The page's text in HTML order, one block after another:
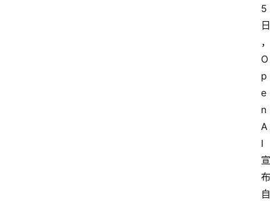
5
日
，
O
p
e
n
A
I
宣
布
自